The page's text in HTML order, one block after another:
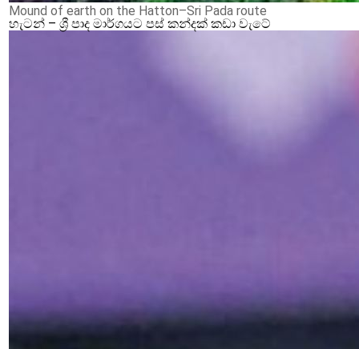
Mound of earth on the Hatton–Sri Pada route
හැටන් – ශ්‍රී පාද මාර්ගයට පස් කන්දක් කඩා වැටේ